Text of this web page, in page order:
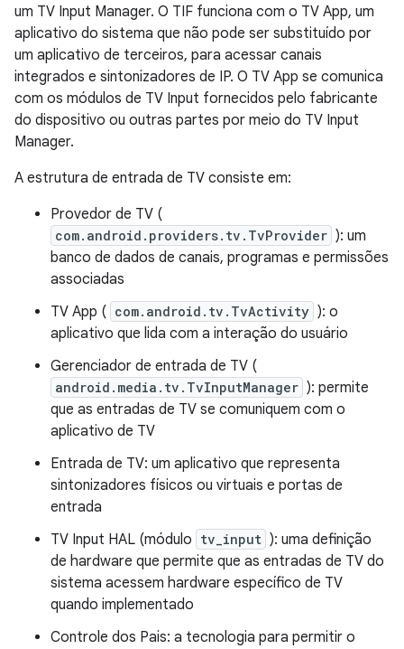
um TV Input Manager. O TIF funciona com o TV App, um
aplicativo do sistema que não pode ser substituído por
um aplicativo de terceiros, para acessar canais
integrados e sintonizadores de IP. O TV App se comunica
com os módulos de TV Input fornecidos pelo fabricante
do dispositivo ou outras partes por meio do TV Input
Manager.
A estrutura de entrada de TV consiste em:
Provedor de TV (
com.android.providers.tv.TvProvider ): um
banco de dados de canais, programas e permissões
associadas
TV App ( com.android.tv.TvActivity ): o
aplicativo que lida com a interação do usuário
Gerenciador de entrada de TV (
android.media.tv.TvInputManager ): permite
que as entradas de TV se comuniquem com o
aplicativo de TV
Entrada de TV: um aplicativo que representa
sintonizadores físicos ou virtuais e portas de
entrada
TV Input HAL (módulo tv_input ): uma definição
de hardware que permite que as entradas de TV do
sistema acessem hardware específico de TV
quando implementado
Controle dos Pais: a tecnologia para permitir o